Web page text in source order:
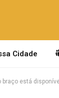
Cidade
está